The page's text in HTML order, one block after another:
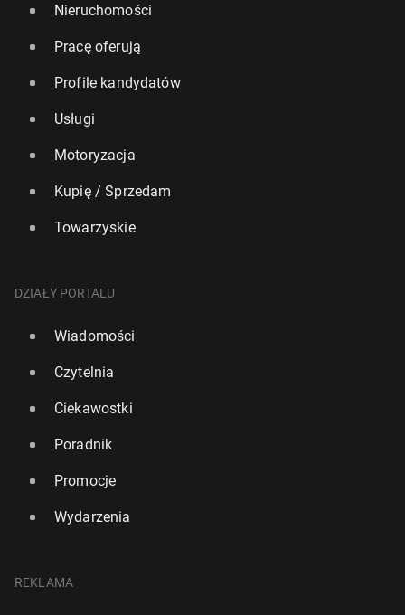
Nieruchomości
Pracę oferują
Profile kandydatów
Usługi
Motoryzacja
Kupię / Sprzedam
Towarzyskie
DZIAŁY PORTALU
Wiadomości
Czytelnia
Ciekawostki
Poradnik
Promocje
Wydarzenia
REKLAMA